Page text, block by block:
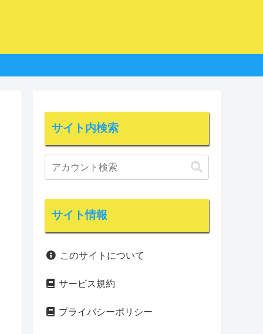
サイト内検索
サイト情報
このサイトについて
サービス規約
プライバシーポリシー